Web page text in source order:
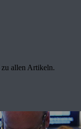
zu allen Artikeln.